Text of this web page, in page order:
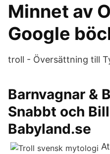
Minnet av
Google
troll - Översättning till
Barnvagnar &
Snabbt och
Babyland.se